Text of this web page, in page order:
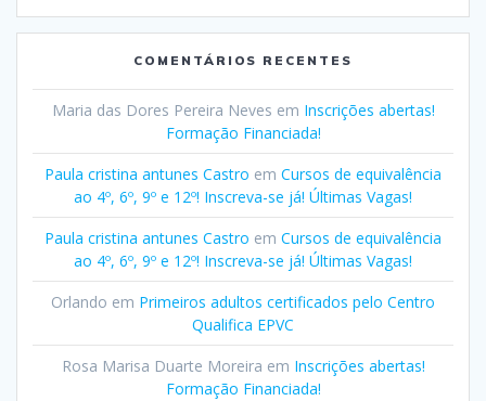
COMENTÁRIOS RECENTES
Maria das Dores Pereira Neves em Inscrições abertas!
Formação Financiada!
Paula cristina antunes Castro em Cursos de equivalência
ao 4º, 6º, 9º e 12º! Inscreva-se já! Últimas Vagas!
Paula cristina antunes Castro em Cursos de equivalência
ao 4º, 6º, 9º e 12º! Inscreva-se já! Últimas Vagas!
Orlando em Primeiros adultos certificados pelo Centro
Qualifica EPVC
Rosa Marisa Duarte Moreira em Inscrições abertas!
Formação Financiada!